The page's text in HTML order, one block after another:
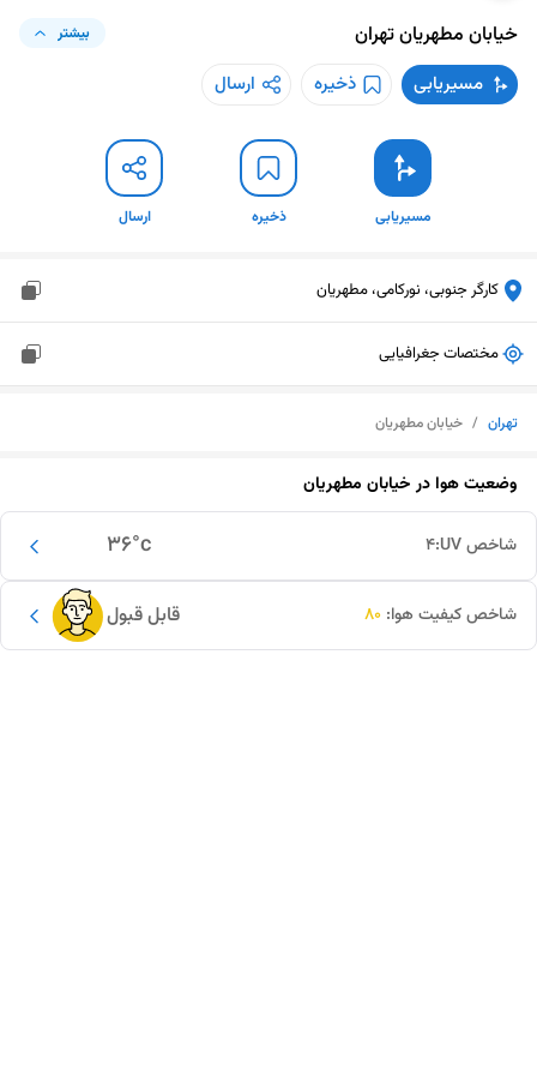
خیابان مطهریانتهران بیشتر
مسیریابی ذخیره ارسال
مسیریابی ذخیره ارسال
کارگر جنوبی، نورکامی، مطهریان
مختصات جغرافیایی
تهران / خیابان مطهریان
وضعیت هوا درخیابان مطهریان
36°c شاخص UV: 4
قابل قبول شاخص کیفیت هوا: 80